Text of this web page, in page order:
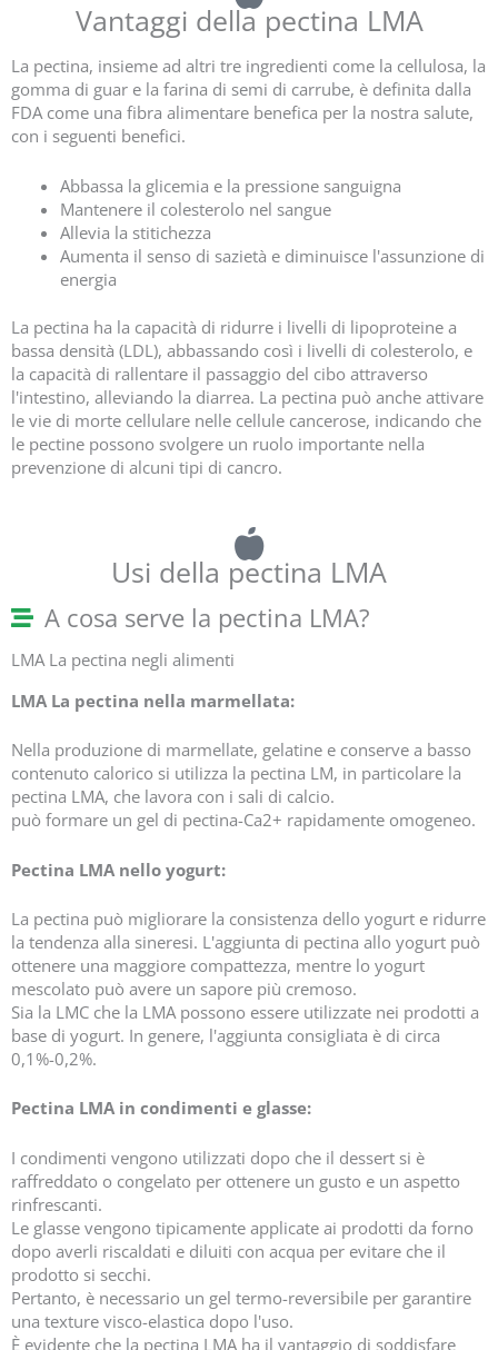
Vantaggi della pectina LMA
La pectina, insieme ad altri tre ingredienti come la cellulosa, la
gomma di guar e la farina di semi di carrube, è definita dalla
FDA come una fibra alimentare benefica per la nostra salute,
con i seguenti benefici.
Abbassa la glicemia e la pressione sanguigna
Mantenere il colesterolo nel sangue
Allevia la stitichezza
Aumenta il senso di sazietà e diminuisce l'assunzione di
energia
La pectina ha la capacità di ridurre i livelli di lipoproteine a
bassa densità (LDL), abbassando così i livelli di colesterolo, e
la capacità di rallentare il passaggio del cibo attraverso
l'intestino, alleviando la diarrea. La pectina può anche attivare
le vie di morte cellulare nelle cellule cancerose, indicando che
le pectine possono svolgere un ruolo importante nella
prevenzione di alcuni tipi di cancro.
Usi della pectina LMA
A cosa serve la pectina LMA?
LMA La pectina negli alimenti
LMA La pectina nella marmellata:
Nella produzione di marmellate, gelatine e conserve a basso
contenuto calorico si utilizza la pectina LM, in particolare la
pectina LMA, che lavora con i sali di calcio.
può formare un gel di pectina-Ca2+ rapidamente omogeneo.
Pectina LMA nello yogurt:
La pectina può migliorare la consistenza dello yogurt e ridurre
la tendenza alla sineresi. L'aggiunta di pectina allo yogurt può
ottenere una maggiore compattezza, mentre lo yogurt
mescolato può avere un sapore più cremoso.
Sia la LMC che la LMA possono essere utilizzate nei prodotti a
base di yogurt. In genere, l'aggiunta consigliata è di circa
0,1%-0,2%.
Pectina LMA in condimenti e glasse:
I condimenti vengono utilizzati dopo che il dessert si è
raffreddato o congelato per ottenere un gusto e un aspetto
rinfrescanti.
Le glasse vengono tipicamente applicate ai prodotti da forno
dopo averli riscaldati e diluiti con acqua per evitare che il
prodotto si secchi.
Pertanto, è necessario un gel termo-reversibile per garantire
una texture visco-elastica dopo l'uso.
È evidente che la pectina LMA ha il vantaggio di soddisfare